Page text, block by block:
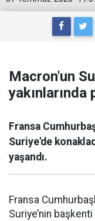
Macron'un
yakınlarında
Fransa
Suriye'de
yaşandı.
Fransa
Suriye’nin